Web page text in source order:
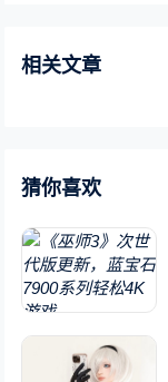
相关文章
猜你喜欢